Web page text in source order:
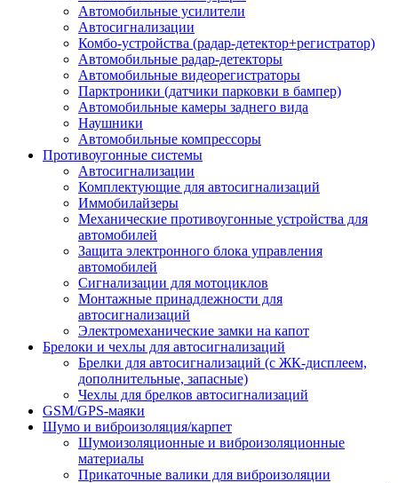
Автомобильные усилители
Автосигнализации
Комбо-устройства (радар-детектор+регистратор)
Автомобильные радар-детекторы
Автомобильные видеорегистраторы
Парктроники (датчики парковки в бампер)
Автомобильные камеры заднего вида
Наушники
Автомобильные компрессоры
Противоугонные системы
Автосигнализации
Комплектующие для автосигнализаций
Иммобилайзеры
Механические противоугонные устройства для
автомобилей
Защита электронного блока управления
автомобилей
Сигнализации для мотоциклов
Монтажные принадлежности для
автосигнализаций
Электромеханические замки на капот
Брелоки и чехлы для автосигнализаций
Брелки для автосигнализаций (с ЖК-дисплеем,
дополнительные, запасные)
Чехлы для брелков автосигнализаций
GSM/GPS-маяки
Шумо и виброизоляция/карпет
Шумоизоляционные и виброизоляционные
материалы
Прикаточные валики для виброизоляции